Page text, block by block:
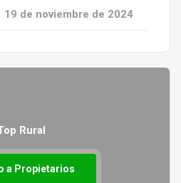
19 de noviembre de 2024
Rural
a Propietarios